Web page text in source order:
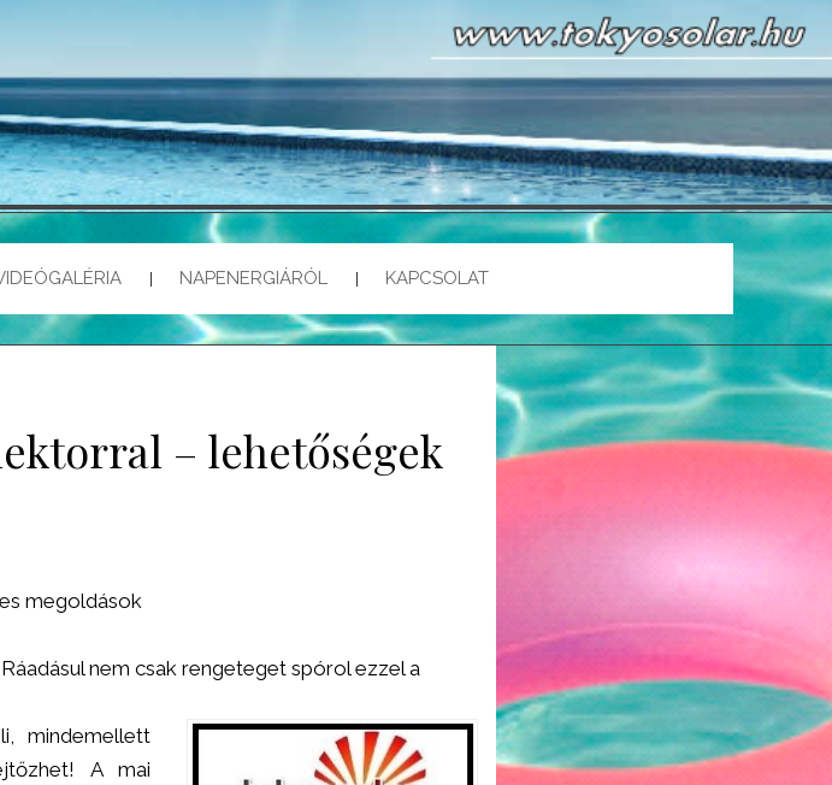
MEDENCEFŰTÉS
NAPKOLLEKTOR, MEDENCE
NAPENERGIÁRÓL KAPCSOLAT
– lehetőségek
megoldások
nem csak rengeteget spórol ezzel a
mindemellett
A mai